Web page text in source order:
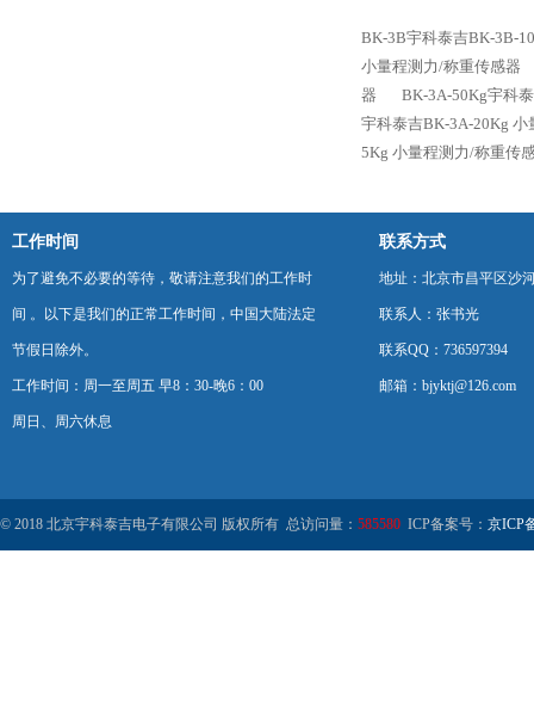
BK-3B宇科泰吉BK-3B-
小量程测力/称重传感器
器
BK-3A-50Kg宇科
宇科泰吉BK-3A-20Kg
5Kg 小量程测力/称重传
工作时间
为了避免不必要的等待，敬请注意我们的工作时
间 。以下是我们的正常工作时间，中国大陆法定
节假日除外。
工作时间：周一至周五 早8：30-晚6：00
周日、周六休息
联系方式
地址：北京市昌平区沙
联系人：张书光
联系QQ：736597394
邮箱：bjyktj@126.com
© 2018 北京宇科泰吉电子有限公司 版权所有 总访问量： 585580 ICP备案号： 京ICP